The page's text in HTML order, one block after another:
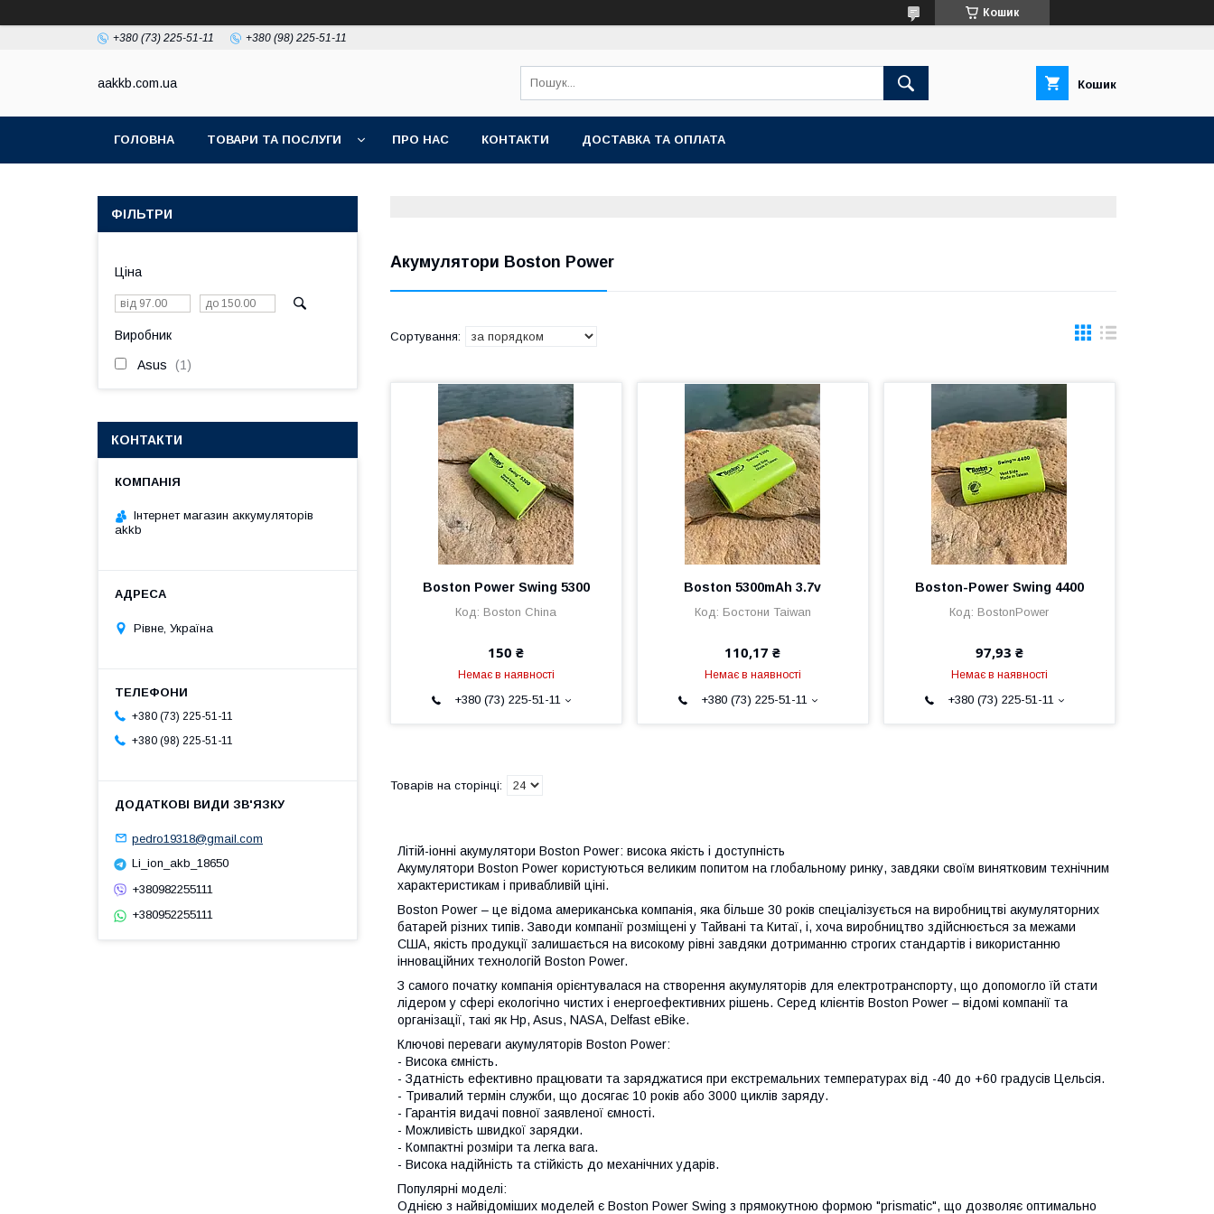
Кошик
+380 (73) 225-51-11 +380 (98) 225-51-11
aakkb.com.ua Кошик
ГОЛОВНА ТОВАРИ ТА ПОСЛУГИ ПРО НАС КОНТАКТИ ДОСТАВКА ТА ОПЛАТА
Акумулятори Boston Power
Boston Power Swing 5300
Boston China
150 ₴
Немає в наявності
+380 (73) 225-51-11
Boston 5300mAh 3.7v
Бостони Taiwan
110,17 ₴
Немає в наявності
+380 (73) 225-51-11
Boston-Power Swing 4400
BostonPower
97,93 ₴
Немає в наявності
+380 (73) 225-51-11
Літій-іонні акумулятори Boston Power: висока якість і доступність
Акумулятори Boston Power користуються великим попитом на глобальному ринку, завдяки своїм винятковим технічним
характеристикам і привабливій ціні.
Boston Power – це відома американська компанія, яка більше 30 років спеціалізується на виробництві акумуляторних
батарей різних типів. Заводи компанії розміщені у Тайвані та Китаї, і, хоча виробництво здійснюється за межами
США, якість продукції залишається на високому рівні завдяки дотриманню строгих стандартів і використанню
інноваційних технологій Boston Power.
З самого початку компанія орієнтувалася на створення акумуляторів для електротранспорту, що допомогло їй стати
лідером у сфері екологічно чистих і енергоефективних рішень. Серед клієнтів Boston Power – відомі компанії та
організації, такі як Hp, Asus, NASA, Delfast eBike.
Ключові переваги акумуляторів Boston Power:
- Висока ємність.
- Здатність ефективно працювати та заряджатися при екстремальних температурах від -40 до +60 градусів Цельсія.
- Тривалий термін служби, що досягає 10 років або 3000 циклів заряду.
- Гарантія видачі повної заявленої ємності.
- Можливість швидкої зарядки.
- Компактні розміри та легка вага.
- Висока надійність та стійкість до механічних ударів.
Популярні моделі:
Однією з найвідоміших моделей є Boston Power Swing з прямокутною формою "prismatic", що дозволяє оптимально
ФІЛЬТРИ
Ціна
Виробник
Asus 1
КОНТАКТИ
Інтернет магазин аккумуляторів
akkb
Рівне, Україна
+380 (73) 225-51-11
+380 (98) 225-51-11
pedro19318@gmail.com
Li_ion_akb_18650
+380982255111
+380952255111